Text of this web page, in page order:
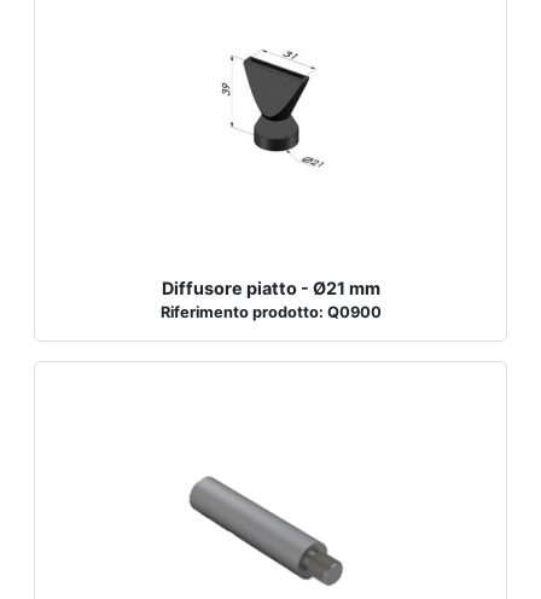
Diffusore piatto - Ø21 mm
Riferimento prodotto: Q0900